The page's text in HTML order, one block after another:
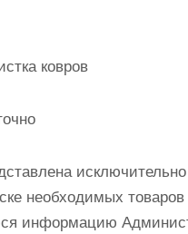
ковров
необходимых
информацию